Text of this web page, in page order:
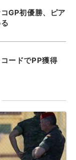
GP初優勝、ピア
ードでPP獲得